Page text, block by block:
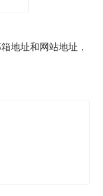
地址和网站地址，